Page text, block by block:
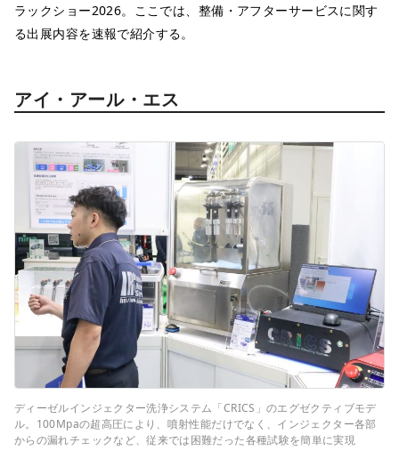
ラックショー2026。ここでは、整備・アフターサービスに関す
る出展内容を速報で紹介する。
アイ・アール・エス
ディーゼルインジェクター洗浄システム「CRICS」のエグゼクティブモデ
ル。100Mpaの超高圧により、噴射性能だけでなく、インジェクター各部
からの漏れチェックなど、従来では困難だった各種試験を簡単に実現